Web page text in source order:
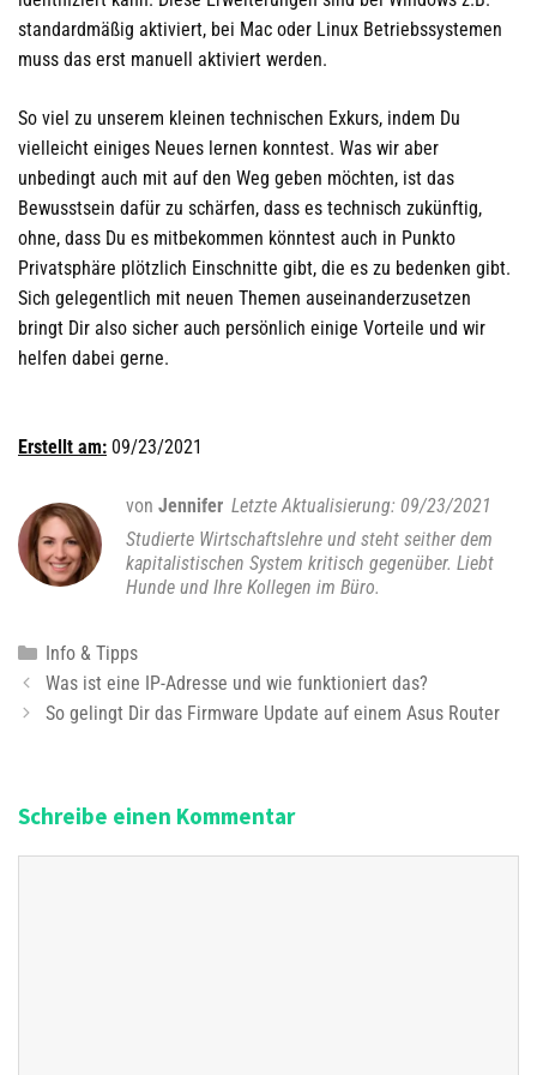
standardmäßig aktiviert, bei Mac oder Linux Betriebssystemen
muss das erst manuell aktiviert werden.
So viel zu unserem kleinen technischen Exkurs, indem Du
vielleicht einiges Neues lernen konntest. Was wir aber
unbedingt auch mit auf den Weg geben möchten, ist das
Bewusstsein dafür zu schärfen, dass es technisch zukünftig,
ohne, dass Du es mitbekommen könntest auch in Punkto
Privatsphäre plötzlich Einschnitte gibt, die es zu bedenken gibt.
Sich gelegentlich mit neuen Themen auseinanderzusetzen
bringt Dir also sicher auch persönlich einige Vorteile und wir
helfen dabei gerne.
Erstellt am: 09/23/2021
von Jennifer
09/23/2021
Studierte Wirtschaftslehre und steht seither dem
kapitalistischen System kritisch gegenüber. Liebt
Hunde und Ihre Kollegen im Büro.
K
a
t
o
i
Info & Tipps
B
e
r
g
Was ist eine IP-Adresse und wie funktioniert das?
So gelingt Dir das Firmware Update auf einem Asus Router
Schreibe einen Kommentar